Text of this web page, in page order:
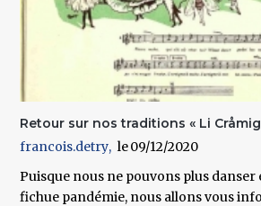
Retour sur nos traditions « Li
francois.detry
09/12/2020
Puisque nous ne pouvons plus danser
fichue pandémie, nous allons vous